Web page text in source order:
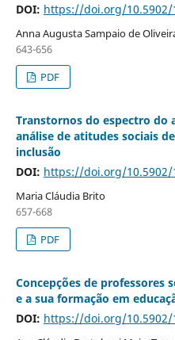
DOI: https://doi.org/10.5902/
Anna Augusta Sampaio de
643-656
PDF
Transtornos do espectro do
análise de atitudes sociais
inclusão
DOI: https://doi.org/10.5902/
Maria Cláudia Brito
657-668
PDF
Concepções de professores
e a sua formação em
DOI: https://doi.org/10.5902/